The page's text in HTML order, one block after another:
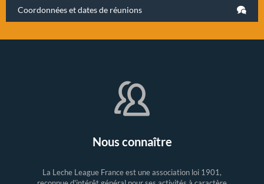
Coordonnées et dates de réunions
Nous connaître
La Leche League France est une association loi 1901,